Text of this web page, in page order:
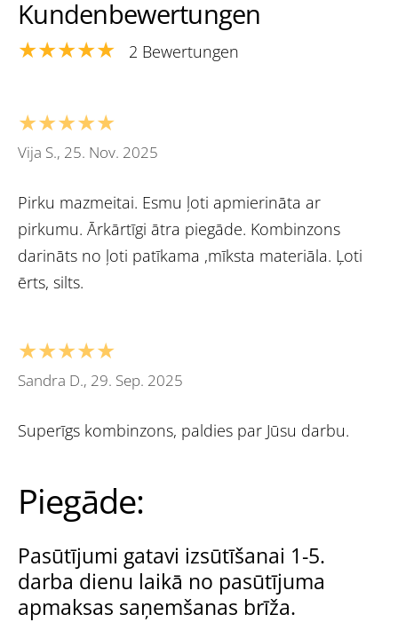
Piegāde:
Pasūtījumi gatavi izsūtīšanai 1-5.
darba dienu laikā no pasūtījuma
apmaksas saņemšanas brīža.
Kundenbewertungen
★★★★★ 2 Bewertungen
★★★★★
Vija S., 25. Nov. 2025
Pirku mazmeitai. Esmu ļoti apmierināta ar
pirkumu. Ārkārtīgi ātra piegāde. Kombinzons
darināts no ļoti patīkama ,mīksta materiāla. Ļoti
ērts, silts.
★★★★★
Sandra D., 29. Sep. 2025
Superīgs kombinzons, paldies par Jūsu darbu.